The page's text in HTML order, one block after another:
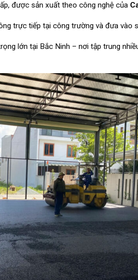
được sản xuất theo công nghệ của
trực tiếp tại công trường và đưa vào
lớn tại Bắc Ninh – nơi tập trung